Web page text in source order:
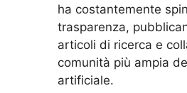
ha costantemente
trasparenza,
articoli di ricerca e
comunità più ampia
artificiale.